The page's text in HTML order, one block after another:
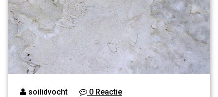
soilidvocht 0 Reactie